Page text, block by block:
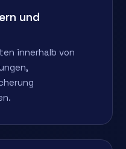
und
innerhalb von